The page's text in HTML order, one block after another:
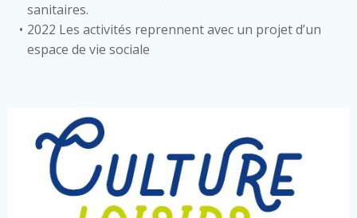
sanitaires.
2022 Les activités reprennent avec un projet d’un
espace de vie sociale